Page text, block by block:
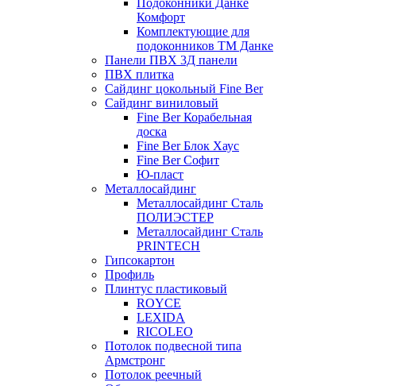
Подоконники Данке
Комфорт
Комплектующие для
подоконников ТМ Данке
Панели ПВХ 3Д панели
ПВХ плитка
Сайдинг цокольный Fine Ber
Сайдинг виниловый
Fine Ber Корабельная
доска
Fine Ber Блок Хаус
Fine Ber Софит
Ю-пласт
Металлосайдинг
Металлосайдинг Сталь
ПОЛИЭСТЕР
Металлосайдинг Сталь
PRINTECH
Гипсокартон
Профиль
Плинтус пластиковый
ROYCE
LEXIDA
RICOLEO
Потолок подвесной типа
Армстронг
Потолок реечный